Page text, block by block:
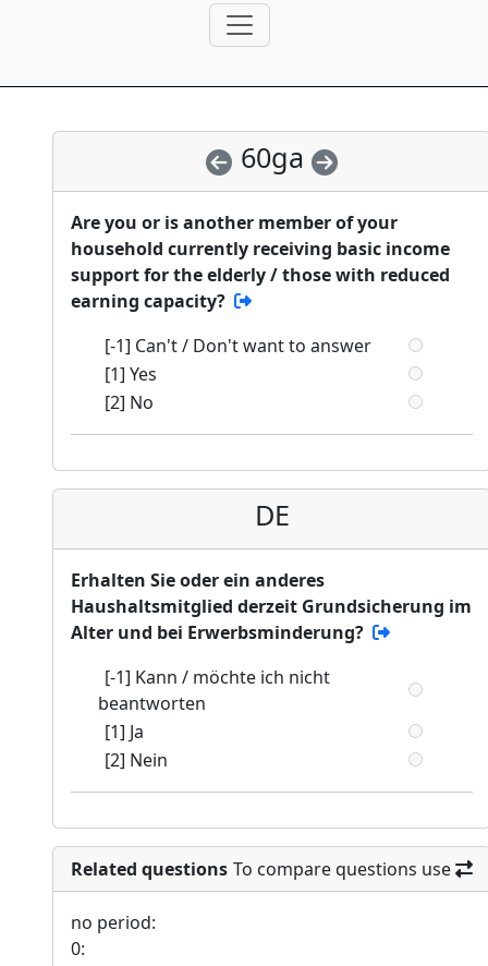
60ga
Are you or is another member of your
household currently receiving basic income
support for the elderly / those with reduced
earning capacity?
[-1] Can't / Don't want to answer
[1] Yes
[2] No
DE
Erhalten Sie oder ein anderes
Haushaltsmitglied derzeit Grundsicherung im
Alter und bei Erwerbsminderung?
[-1] Kann / möchte ich nicht
beantworten
[1] Ja
[2] Nein
Related questions To compare questions use
no period:
0: